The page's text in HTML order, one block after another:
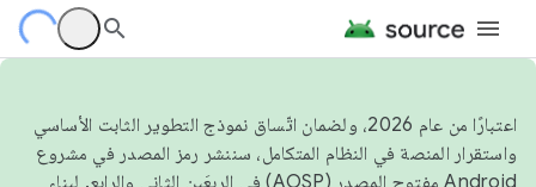
اعتبارًا من عام 2026، ولضمان اتّساق نموذج التطوير الثابت الأساسي
واستقرار المنصة في النظام المتكامل، سننشر رمز المصدر في مشروع
Android مفتوح المصدر (AOSP) في الربعَين الثاني والرابع. لبناء